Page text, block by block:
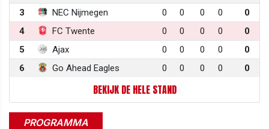
3
NEC Nijmegen 0 0 0 0
0
4
FC Twente 0 0 0 0
0
5
Ajax 0 0 0 0
0
6
Go Ahead Eagles 0 0 0 0 0
BEKIJK DE HELE STAND
PROGRAMMA